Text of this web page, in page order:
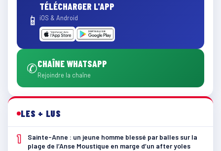
📱
TÉLÉCHARGER L'APP
iOS & Android
✆CHAÎNE WHATSAPP
Rejoindre la chaîne
LES + LUS
1
Sainte-Anne : un jeune homme blessé par balles sur la
plage de l’Anse Moustique en marge d’un after yoles